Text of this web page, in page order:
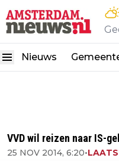
Nieuws
VVD wil reizen naar IS-
25 NOV 2014, 6:20•